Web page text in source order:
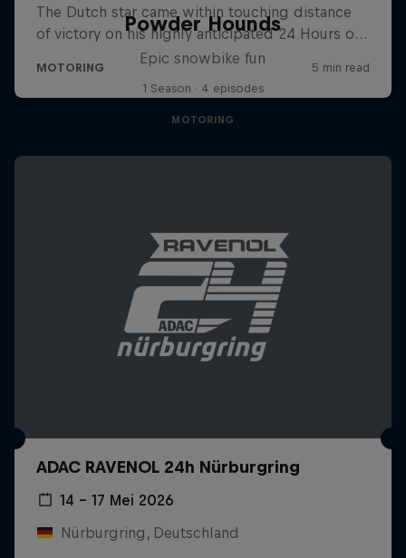
Powder Hounds
Epic snowbike fun
1 Season · 4 episodes
MOTORING
ADAC RAVENOL 24h Nürburgring
14 – 17 Mei 2026
Nürburgring, Deutschland